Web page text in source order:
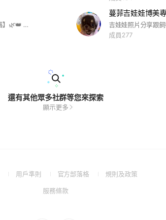
歡迎來到【賽德克公主の快樂部落】🌿👑 這裡是#夢谷瀑布賽德克公主夢幻園區的園社群，我們會分享園區各項業務/#住宿/#一日遊／#優惠資訊 歡迎加入 記事本有我們2026最新的消息哦💚 在這裡你會看到： 🌈 賽德公主推薦 🏕️ 最新園區活動／住宿／玩水情報 💬 一律私訊專屬服務 夢谷瀑布賽德克公主夢幻園區 專屬群組📍
蔓菲吉娃娃博美
吉娃娃照片分享跟
成員277
還有其他眾多社群等您來探索
顯示更多
(Open用戶準則
(Open
a
官方部落格
(Open規則及政策(Open
服務條款(Open